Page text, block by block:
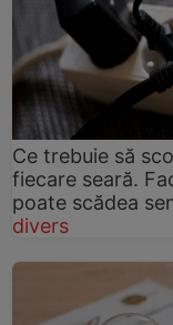
Ce trebuie să
fiecare seară.
poate scădea
divers